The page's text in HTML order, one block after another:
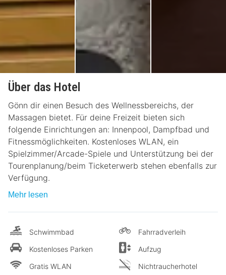
Über das Hotel
Gönn dir einen Besuch des Wellnessbereichs, der
Massagen bietet. Für deine Freizeit bieten sich
folgende Einrichtungen an: Innenpool, Dampfbad und
Fitnessmöglichkeiten. Kostenloses WLAN, ein
Spielzimmer/Arcade-Spiele und Unterstützung bei der
Tourenplanung/beim Ticketerwerb stehen ebenfalls zur
Verfügung.
Mehr lesen
Schwimmbad
Kostenloses Parken
Gratis WLAN
Fahrradverleih
Aufzug
Nichtraucherhotel